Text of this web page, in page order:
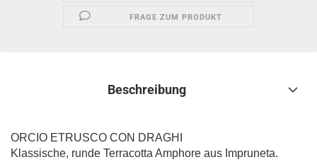
FRAGE ZUM PRODUKT
Beschreibung
ORCIO ETRUSCO CON DRAGHI
Klassische, runde Terracotta Amphore aus Impruneta.